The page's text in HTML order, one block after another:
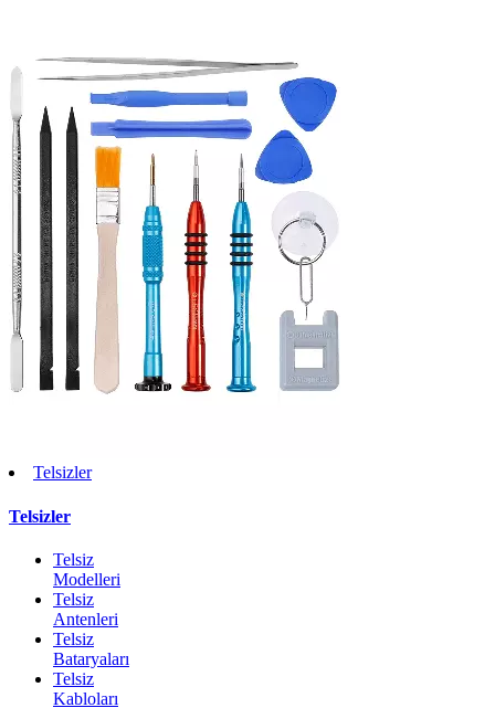
Telsizler
Telsizler
Telsiz
Modelleri
Telsiz
Antenleri
Telsiz
Bataryaları
Telsiz
Kabloları